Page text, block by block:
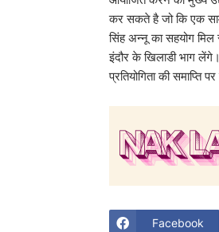
कर सकते है जो कि एक
सिंह अन्नू का सहयोग मिल
इंदौर के खिलाडी भाग
प्रतियोगिता की समाप्ति
Facebook